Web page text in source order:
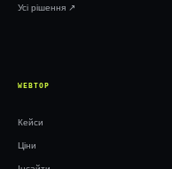
Усі рішення ↗︎
WEBTOP
Кейси
Ціни